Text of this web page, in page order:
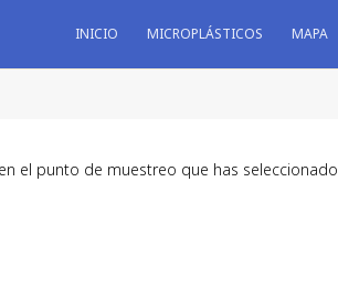
INICIO MICROPLÁSTICOS MAPA
el punto de muestreo que has seleccionado